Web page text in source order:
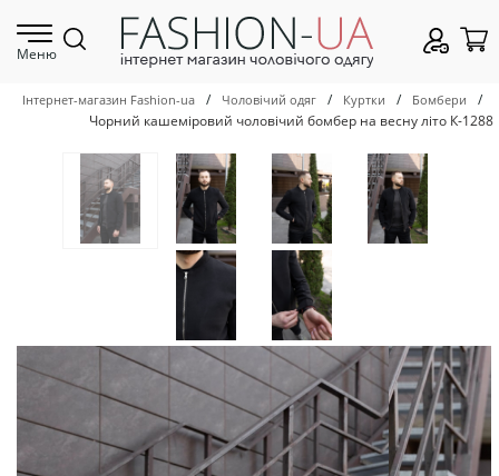
Меню
Інтернет-магазин Fashion-ua / Чоловічий одяг / Куртки / Бомбери
/
Чорний кашеміровий чоловічий бомбер на весну літо К-1288